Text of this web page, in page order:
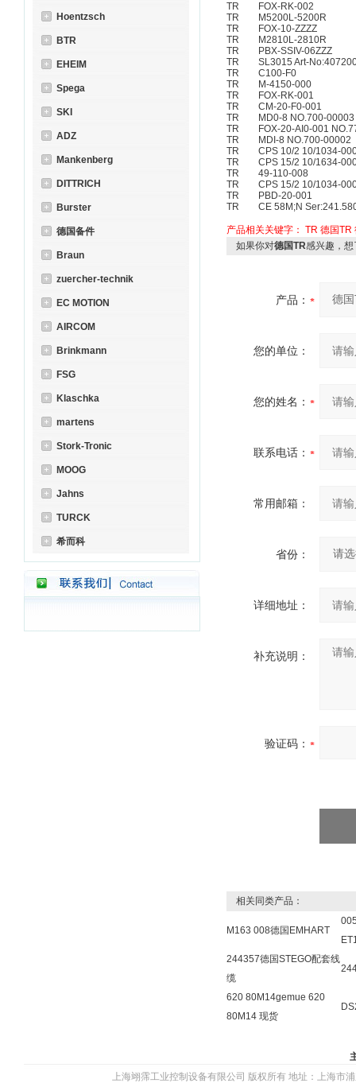
Hoentzsch
BTR
EHEIM
Spega
SKI
ADZ
Mankenberg
DITTRICH
Burster
德国备件
Braun
zuercher-technik
EC MOTION
AIRCOM
Brinkmann
FSG
Klaschka
martens
Stork-Tronic
MOOG
Jahns
TURCK
希而科
TR FOX-RK-002
TR M5200L-5200R
TR FOX-10-ZZZZ
TR M2810L-2810R
TR PBX-SSIV-06ZZZ
TR SL3015 Art-
TR C100-F0
TR M-4150-000
TR FOX-RK-001
TR CM-20-F0-001
TR MD0-8 NO.700-00003
TR FOX-20-AI0-001
TR MDI-8 NO.700-00002
TR CPS 10/2 10/1034-
TR CPS 15/2 10/1634-
TR 49-110-008
TR CPS 15/2 10/1034-
TR PBD-20-001
TR CE 58M;N
产品相关关键字： TR 德国TR
如果你对德国TR感兴趣，
产品：
您的单位：
您的姓名：
联系电话：
常用邮箱：
省份：
详细地址：
补充说明：
验证码：
相关同类产品：
M163 008德国EMHART
244357德国STEGO配套线
缆
620 80M14gemue 620
80M14 现货
上海翊霈工业控制设备有限公司 版权所有 地址：上海